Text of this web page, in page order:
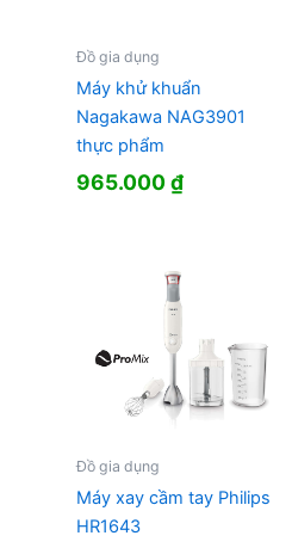
Đồ gia dụng
Máy khử khuẩn
Nagakawa NAG3901
thực phẩm
965.000₫
Đồ gia dụng
Máy xay cầm tay Philips
HR1643